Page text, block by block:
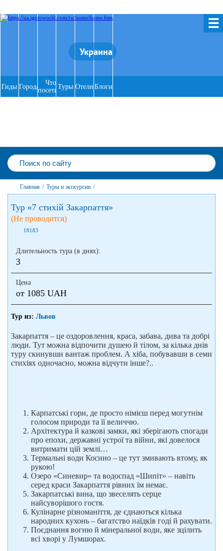
☰
Украина
Гиды Города
Что
посетитьТуры Отели Блоги
Главная / Туры и экскурсии /
Тур «7 стихій Закарпаття»
(Не проводится)
18183
Длительность тура (в днях):
3
Цена
от 1085 UAH
Тур из: Львов
Закарпаття – це оздоровлення, краса, забава, дива та добрі
люди. Тут можна відпочити душею й тілом, за кілька днів
туру скинувши вантаж проблем. А хіба, побувавши в семи
стихіях одночасно, можна відчути інше?..
Карпатські гори, де просто німієш перед могутнім
голосом природи та її величчю.
Архітектура й казкові замки, які зберігають спогади
про епохи, державні устрої та війни, які довелося
витримати цій землі…
Термальні води Косино – це тут змивають втому, як
рукою!
Озеро «Синевир» та водоспад «Шипіт» – навіть
серед краси Закарпаття рівних їм немає.
Закарпатські вина, що звеселять серце
найсуворішого гостя.
Кулінарне різноманіття, де єднаються кілька
народних кухонь – багатство наїдків годі й рахувати.
Поєднання вогню й мінеральної води, яке зцілить
всі хворі у Лумшорах.